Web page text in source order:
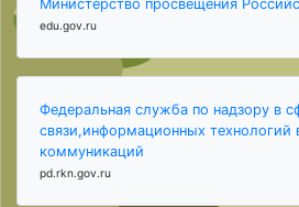
Министерство просвещения
edu.gov.ru
Федеральная служба по надзору в
связи,информационных технологий
коммуникаций
pd.rkn.gov.ru